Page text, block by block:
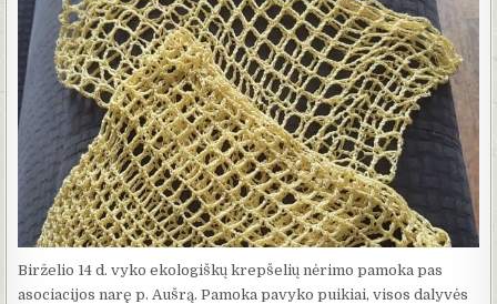
Birželio 14 d. vyko ekologiškų krepšelių nėrimo pamoka pas
asociacijos narę p. Aušrą. Pamoka pavyko puikiai, visos dalyvės